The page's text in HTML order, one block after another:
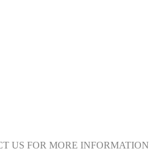
US FOR MORE INFORMATION